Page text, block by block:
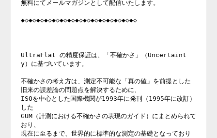
無料にてメールマガジンとして配信いたします。
◆◇◆◇◆◇◆◇◆◇◆◇◆◇◆◇◆◇◆◇◆◇◆◇◆◇◆◇◆◇
UltraFlat の精度保証は、「不確かさ」（Uncertaint
y）に基づいています。
不確かさの考え方は、測定不可能な「真の値」を前提とした
旧来の誤差論の問題点を解決するために、
ISOを中心とした国際機関が1993年に発刊（1995年に改訂）
した
GUM（計測における不確かさの表現のガイド）にまとめられて
おり、
現在に至るまで、世界的に標準的な測定の基礎となっており